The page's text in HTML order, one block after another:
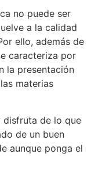
no puede ser
a la calidad
ello, además de
caracteriza por
la presentación
materias
disfruta de lo que
de un buen
aunque ponga el